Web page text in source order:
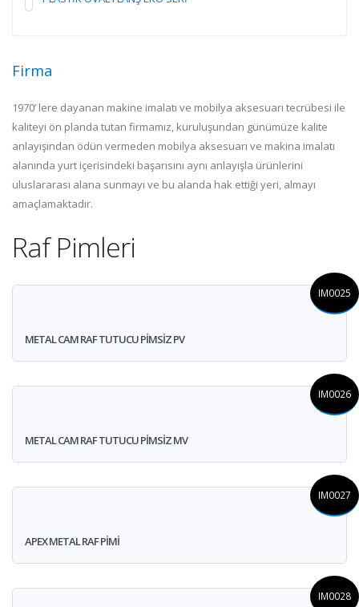
Firma
1970’ lere dayanan makine imalatı ve mobilya aksesuarı tecrübesi ile
kaliteyi ön planda tutan firmamız, kuruluşundan günümüze kalite
anlayışından ödün vermeden mobilya aksesuarı ve makina imalatı
alanında yurt içerisindeki başarısını aynı anlayışla ürünlerini
uluslararası alana sunmayı ve bu alanda hak ettiği yeri, almayı
amaçlamaktadır.
Raf Pimleri
IM0025
METAL CAM RAF TUTUCU PİMSİZ PV
IM0026
METAL CAM RAF TUTUCU PİMSİZ MV
IM0027
APEX METAL RAF PİMİ
IM0028